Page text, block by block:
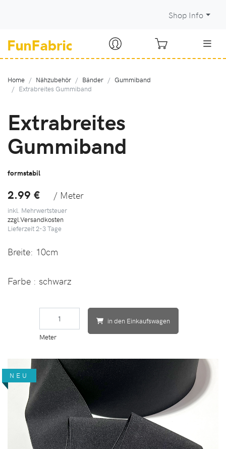
Shop Info
NEU
Home Nähzubehör Bänder
Gummiband
Extrabreites Gummiband
Extrabreites
Gummiband
formstabil
2.99 € / Meter
inkl. Mehrwertsteuer
zzgl.Versandkosten
Lieferzeit 2-3Tage
Breite: 10cm
Farbe : schwarz
Meter
in den Einkaufswagen